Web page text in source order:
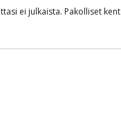
ei julkaista. Pakolliset